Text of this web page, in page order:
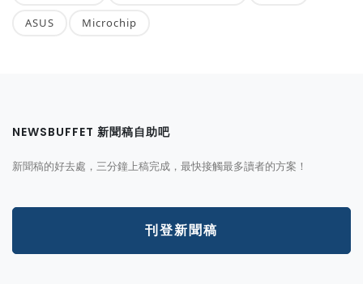
ASUS Microchip
NEWSBUFFET 新聞稿自助吧
新聞稿的好去處，三分鐘上稿完成，最快接觸最多讀者的方案！
刊登新聞稿